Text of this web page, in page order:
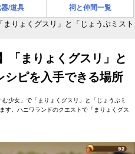
/道具 祠と仲間一覧
「まりょくグスリ」と「じょうぶミス
「まりょくグスリ」と
シピを入手できる場所
少女」で「まりょくグスリ」と「じょうぶミ
す。ハニワランドのクエストで「まりょくグス